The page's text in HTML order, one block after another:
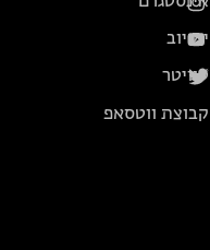
יוטיוב
טוויטר
קבוצת ווטסאפ